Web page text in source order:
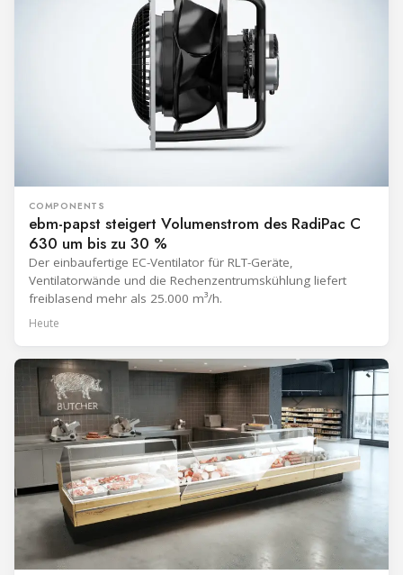
COMPONENTS
ebm-papst steigert Volumenstrom des RadiPac C
630 um bis zu 30 %
Der einbaufertige EC-Ventilator für RLT-Geräte,
Ventilatorwände und die Rechenzentrumskühlung liefert
freiblasend mehr als 25.000 m³/h.
Heute